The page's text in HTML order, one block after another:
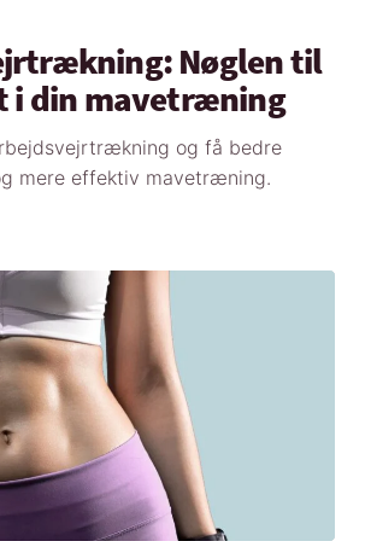
Nøglen til
i din mavetræning
og få bedre
mere effektiv mavetræning.